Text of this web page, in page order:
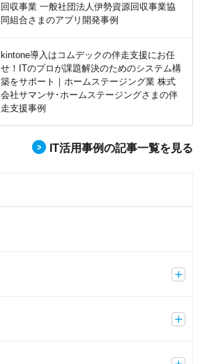
回収事業 一般社団法人伊勢資源回収事業協
同組合さまのアプリ開発事例
kintone導入はコムデックの伴走支援にお任
せ！ITのプロが課題解決のためのシステム構
築をサポート｜ホームステージング業 株式
会社サマンサ･ホームステージングさまの伴
走支援事例
IT活用事例の記事一覧を見る